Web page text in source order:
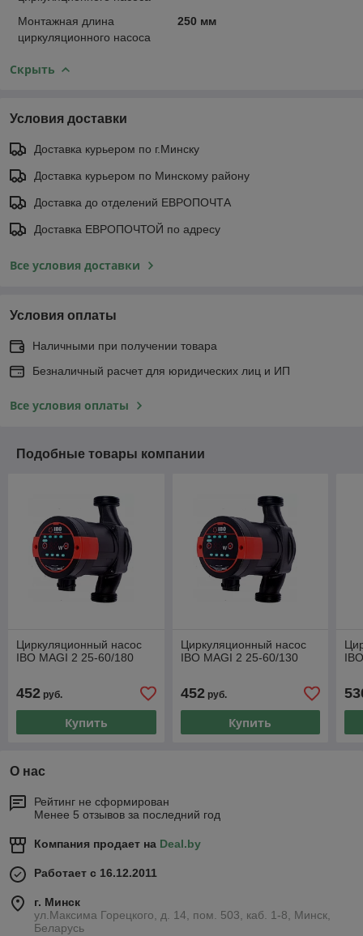
Монтажная длина
циркуляционного насоса
250 мм
Скрыть
Условия доставки
Доставка курьером по г.Минску
Доставка курьером по Минскому району
Доставка до отделений ЕВРОПОЧТА
Доставка ЕВРОПОЧТОЙ по адресу
Все условия доставки
Условия оплаты
Наличными при получении товара
Безналичный расчет для юридических лиц и ИП
Все условия оплаты
Подобные товары компании
Циркуляционный насос
IBO MAGI 2 25-60/180
452 руб.
Купить
Циркуляционный насос
IBO MAGI 2 25-60/130
452руб.
Купить
О нас
Рейтинг не сформирован
Менее 5 отзывов за последний год
Компания продает на Deal.by
Работает с 16.12.2011
г. Минск
ул.Максима Горецкого, д. 14, пом. 503, каб. 1-8, Минск,
Беларусь